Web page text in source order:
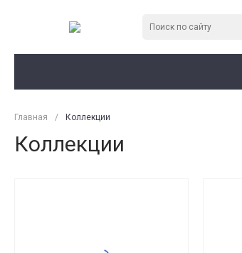
Главная / Коллекции
Коллекции